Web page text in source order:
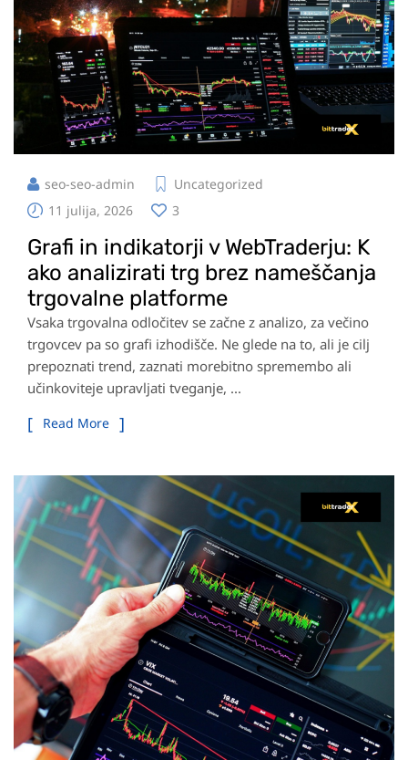
seo-seo-admin
Uncategorized
11 julija, 2026
3
Grafi in indikatorji v WebTraderju: K
ako analizirati trg brez nameščanja
trgovalne platforme
Vsaka trgovalna odločitev se začne z analizo, za večino
trgovcev pa so grafi izhodišče. Ne glede na to, ali je cilj
prepoznati trend, zaznati morebitno spremembo ali
učinkoviteje upravljati tveganje, ...
Read More